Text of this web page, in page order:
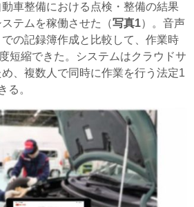
動車整備における点検・整備の結果
テムを稼働させた（写真1）。音声
の記録簿作成と比較して、作業時
短縮できた。システムはクラウドサ
、複数人で同時に作業を行う法定1
る。